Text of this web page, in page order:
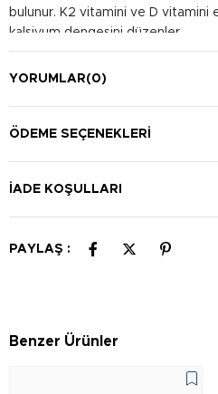
bulunur. K2 vitamini ve D vitamini
kalsiyum dengesini düzenler.
Kullanım Şekli:
Günde bir kapsül tercihen
YORUMLAR(0)
ÖDEME SEÇENEKLERI
İADE KOŞULLARI
PAYLAŞ :
Benzer Ürünler